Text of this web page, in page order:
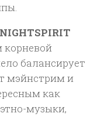
балансирует
мэйнстрим и
как
музыки,